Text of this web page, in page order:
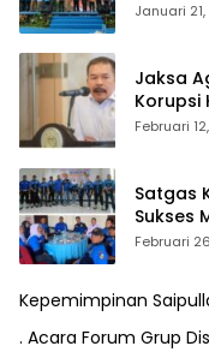
Januari
Jaksa
Korupsi
Februari
Satgas
Sukses
VII
Februari
Kepemimpinan
. Acara Forum Grup